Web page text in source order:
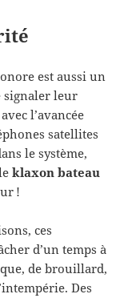
est aussi un
signaler leur
l’avancée
satellites
le système,
klaxon bateau
!
ces
d’un temps à
de brouillard,
Des